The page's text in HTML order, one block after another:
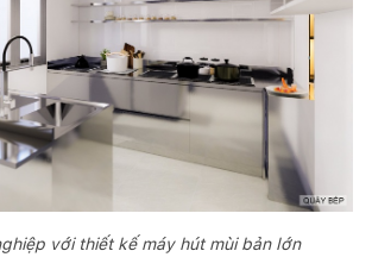
với thiết kế máy hút mùi bản lớn